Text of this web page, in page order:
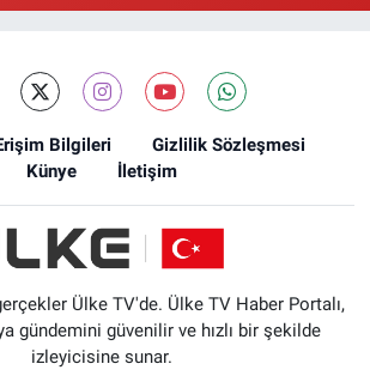
Bilgileri
Gizlilik Sözleşmesi
Künye
İletişim
Ülke TV'de. Ülke TV Haber Portalı,
gündemini güvenilir ve hızlı bir şekilde
izleyicisine sunar.